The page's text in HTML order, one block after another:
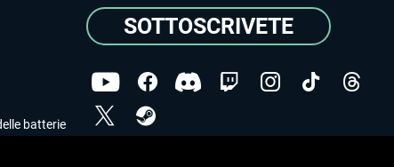
batterie
SOTTOSCRIVETE